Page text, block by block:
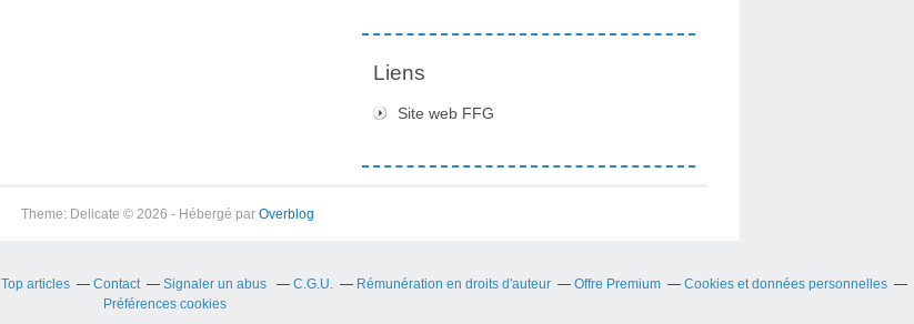
Liens
Site web FFG
Theme: Delicate © 2026 - Hébergé par Overblog
Top articles Contact Signaler un abus C.G.U. Rémunération en droits d'auteur Offre Premium
Cookies et données personnelles
Préférences cookies